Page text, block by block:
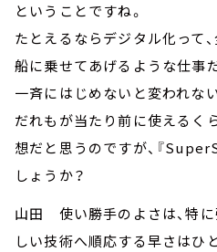
ということですね。
たとえるならデジタル化って
船に乗せてあげるような仕事
一斉にはじめないと変われな
だれもが当たり前に使えるく
想だと思うのですが、『
しょうか？
山田 使い勝手のよさは、特
しい技術へ順応する早さはひ